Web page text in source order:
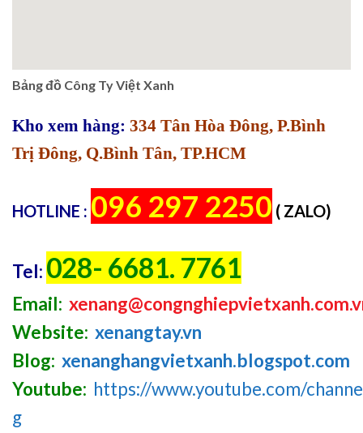
Bảng đồ Công Ty Việt Xanh
Kho xem hàng: 334 Tân Hòa Đông, P.Bình
Trị Đông, Q.Bình Tân, TP.HCM
HOTLINE : 096 297 2250 ( ZALO)
Tel: 028- 6681. 7761
Email:
Website: xenangtay.vn
Blog: xenanghangvietxanh.blogspot.com
Youtube: https://www.youtube.com/
g